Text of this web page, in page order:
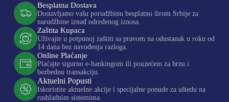
Besplatna Dostava
Dostavljamo vašu porudžbinu besplatno širom Srbije za
narudžbine iznad određenog iznosa.
Zaštita Kupaca
Uživajte u potpunoj zaštiti sa pravom na odustanak u roku od
14 dana bez navođenja razloga.
Online Plaćanje
Plaćajte sigurno e-bankingom ili pouzećem za brzu i
bezbednu transakciju.
Aktuelni Popusti
Iskoristite aktuelne akcije i specijalne ponude za uštedu na
rashladnim sistemima.